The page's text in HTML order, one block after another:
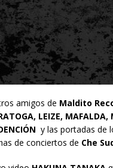
amigos de Maldito
LEIZE, MAFALDA,
y las portadas de
de conciertos de Che